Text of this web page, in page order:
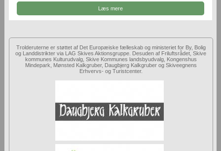
Læs mere
Trolderuterne er støttet af Det Europæiske fælleskab og ministeriet for By, Bolig
og Landdistrikter via LAG Skives Aktionsgruppe. Desuden af Friluftsrådet, Skive
kommunes Kulturudvalg, Skive Kommunes landsbyudvalg, Kongenshus
Mindepark, Mønsted Kalkgruber, Daugbjerg Kalkgruber og Skiveegnens
Erhvervs- og Turistcenter.